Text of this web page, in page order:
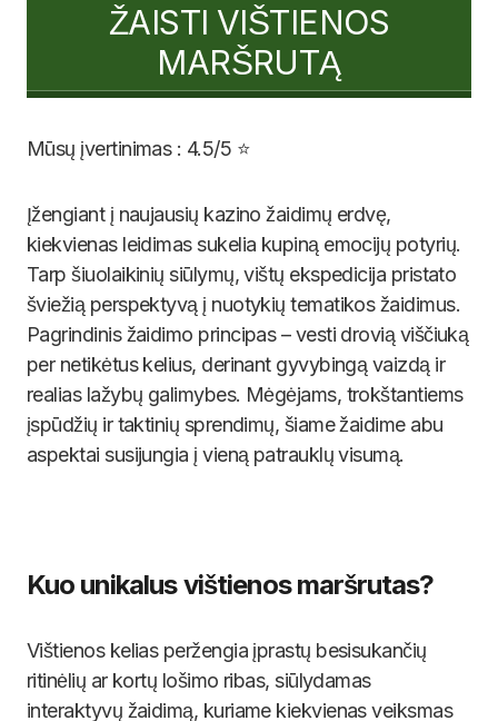
ŽAISTI VIŠTIENOS
MARŠRUTĄ
Mūsų įvertinimas : 4.5/5 ⭐
Įžengiant į naujausių kazino žaidimų erdvę,
kiekvienas leidimas sukelia kupiną emocijų potyrių.
Tarp šiuolaikinių siūlymų, vištų ekspedicija pristato
šviežią perspektyvą į nuotykių tematikos žaidimus.
Pagrindinis žaidimo principas – vesti drovią viščiuką
per netikėtus kelius, derinant gyvybingą vaizdą ir
realias lažybų galimybes. Mėgėjams, trokštantiems
įspūdžių ir taktinių sprendimų, šiame žaidime abu
aspektai susijungia į vieną patrauklų visumą.
Kuo unikalus vištienos maršrutas?
Vištienos kelias peržengia įprastų besisukančių
ritinėlių ar kortų lošimo ribas, siūlydamas
interaktyvų žaidimą, kuriame kiekvienas veiksmas